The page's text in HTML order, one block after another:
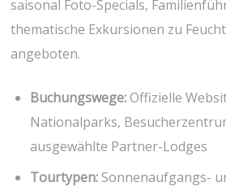
saisonal Foto-Specials,
thematische Exkursionen zu
angeboten.
Buchungswege:Offizielle
Nationalparks,
ausgewählte ‌Partner-Lodges
Tourtypen: Sonnenaufgangs-